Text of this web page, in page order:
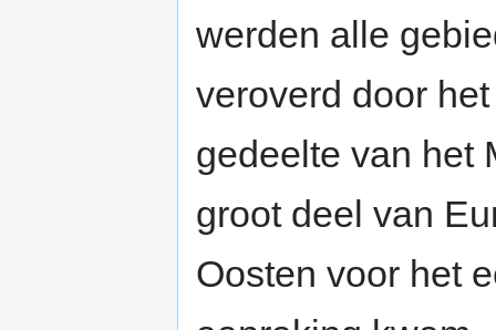
werden alle
veroverd door
gedeelte van het
groot deel van
Oosten voor het